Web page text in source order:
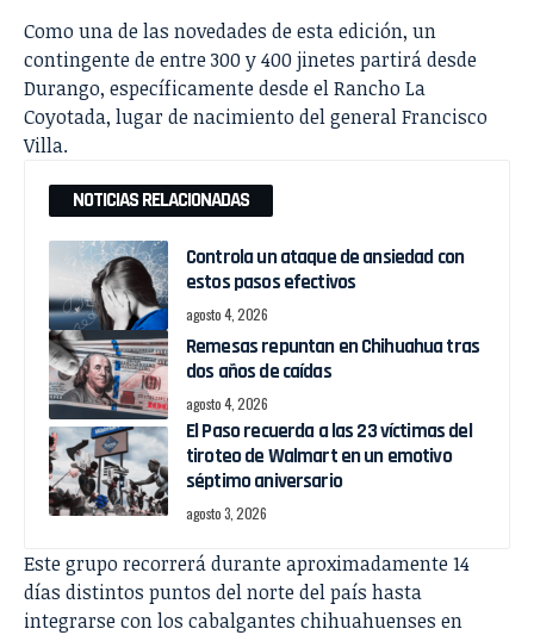
Como una de las novedades de esta edición, un
contingente de entre 300 y 400 jinetes partirá desde
Durango, específicamente desde el Rancho La
Coyotada, lugar de nacimiento del general Francisco
Villa.
NOTICIAS RELACIONADAS
Controla un ataque de ansiedad con
estos pasos efectivos
agosto 4, 2026
Remesas repuntan en Chihuahua tras
dos años de caídas
agosto 4, 2026
El Paso recuerda a las 23 víctimas del
tiroteo de Walmart en un emotivo
séptimo aniversario
agosto 3, 2026
Este grupo recorrerá durante aproximadamente 14
días distintos puntos del norte del país hasta
integrarse con los cabalgantes chihuahuenses en